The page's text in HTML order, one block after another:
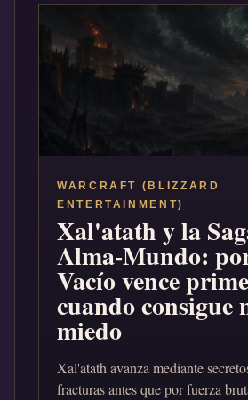
WARCRAFT (BLIZZARD
ENTERTAINMENT)
Xal'atath y la
Alma-Mundo:
Vacío vence
cuando consigue
miedo
Xal'atath avanza mediante
fracturas antes que por fuerza